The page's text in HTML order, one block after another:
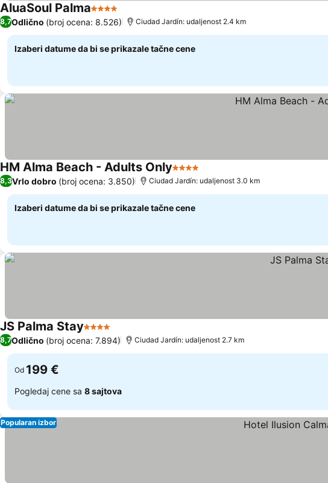
AluaSoul Palma4 Zvezdice
8,7Odlično (broj ocena: 8.526) Ciudad Jardín: udaljenost 2.4 km
Izaberi datume da bi se prikazale tačne cene
HM Alma Beach - Adults Only4 Zvezdice
8,3Vrlo dobro (broj ocena: 3.850) Ciudad Jardín: udaljenost 3.0 km
Izaberi datume da bi se prikazale tačne cene
JS Palma Stay4 Zvezdice
8,7Odlično (broj ocena: 7.894) Ciudad Jardín: udaljenost 2.7 km
Od 199 €
Pogledaj cene sa 8 sajtova
Popularan izbor